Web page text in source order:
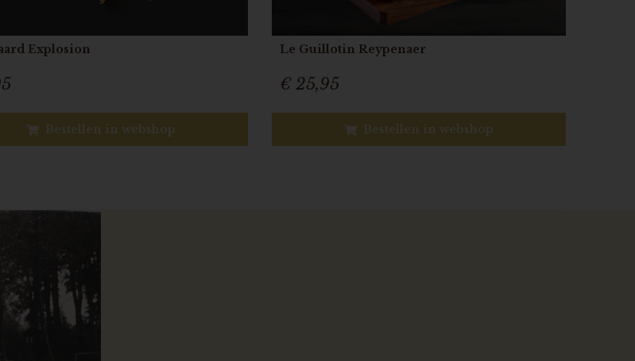
Explosion
Bestellen in webshop
Le Guillotin Reypenaer
€ 25,95
Bestellen in webshop